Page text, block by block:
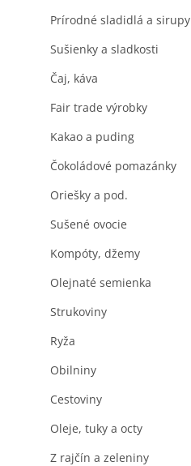
Prírodné sladidlá a sirupy
Sušienky a sladkosti
Čaj, káva
Fair trade výrobky
Kakao a puding
Čokoládové pomazánky
Oriešky a pod.
Sušené ovocie
Kompóty, džemy
Olejnaté semienka
Strukoviny
Ryža
Obilniny
Cestoviny
Oleje, tuky a octy
Z rajčín a zeleniny